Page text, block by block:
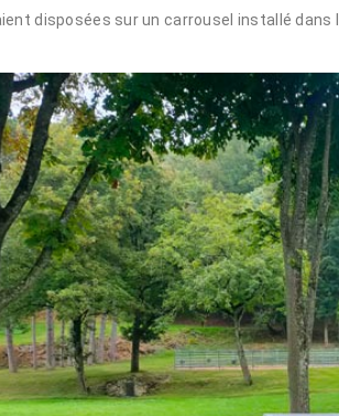
disposées sur un carrousel installé dans